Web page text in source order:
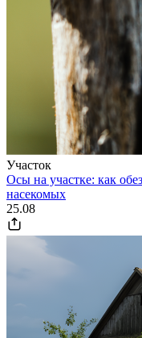
Участок
Осы на участке: как
насекомых
25.08